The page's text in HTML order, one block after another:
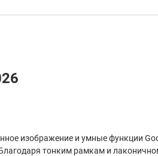
изображение и умные функции
тонким рамкам и